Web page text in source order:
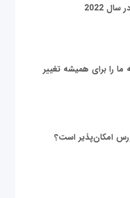
را برای همیشه تغییر
امکان‌پذیر است؟